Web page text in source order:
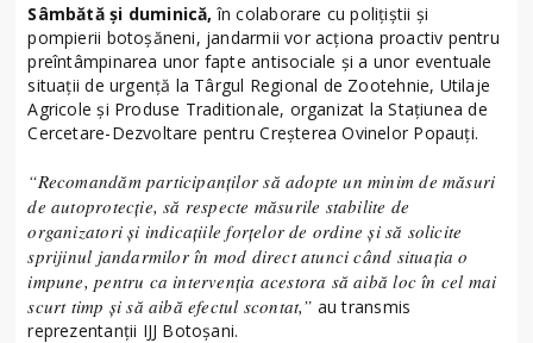
Sâmbătă și duminică, în colaborare cu polițiștii și
pompierii botoșăneni, jandarmii vor acționa proactiv pentru
preîntâmpinarea unor fapte antisociale și a unor eventuale
situații de urgență la Târgul Regional de Zootehnie, Utilaje
Agricole și Produse Traditionale, organizat la Stațiunea de
Cercetare-Dezvoltare pentru Creșterea Ovinelor Popauți.
“Recomandăm participanților să adopte un minim de măsuri
de autoprotecție, să respecte măsurile stabilite de
organizatori și indicațiile forțelor de ordine și să solicite
sprijinul jandarmilor în mod direct atunci când situația o
impune, pentru ca intervenția acestora să aibă loc în cel mai
scurt timp și să aibă efectul scontat,” au transmis
reprezentanții IJJ Botoșani.